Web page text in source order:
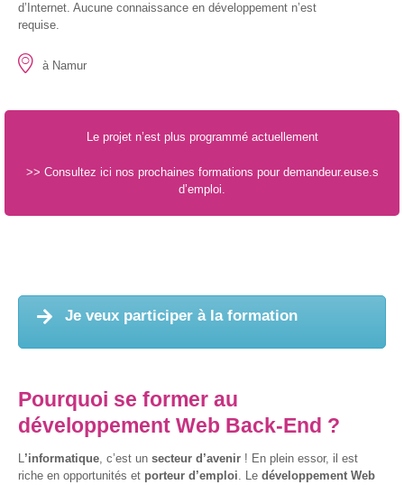
d’Internet. Aucune connaissance en développement n’est
requise.
à Namur
Le projet n’est plus programmé actuellement
>> Consultez ici nos prochaines formations pour demandeur.euse.s
d’emploi.
Je veux participer à la formation
Pourquoi se former au
développement Web Back-End ?
L’informatique, c’est un secteur d’avenir ! En plein essor, il est
riche en opportunités et porteur d’emploi. Le développement Web
FormaTIC
au travail
public avec le
Découvrir
Pour
ainé·es